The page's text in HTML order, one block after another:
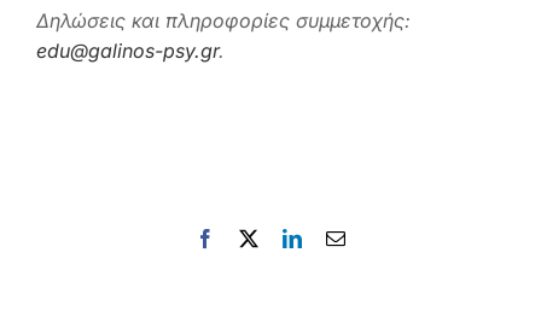
Δηλώσεις και πληροφορίες συμμετοχής:
edu@galinos-psy.gr.
Facebook LinkedInEmail